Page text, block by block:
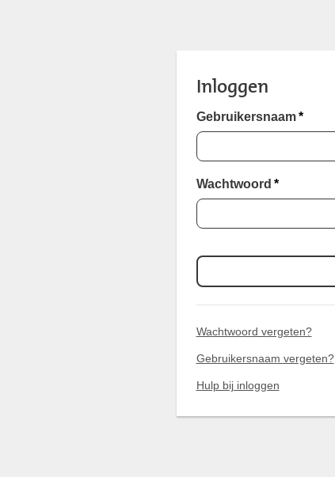
Inloggen
Gebruikersnaam *
Wachtwoord *
Wachtwoord vergeten?
Gebruikersnaam vergeten?
Hulp bij inloggen